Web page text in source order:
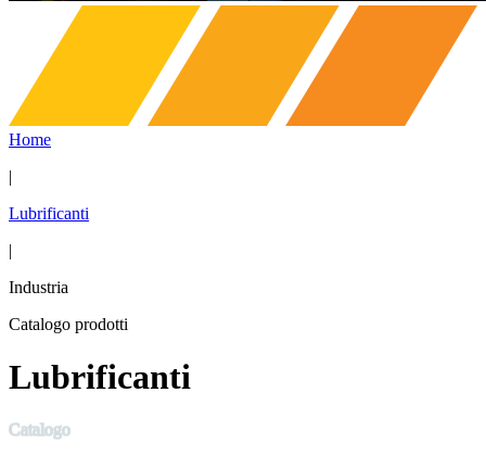
Home
|
Lubrificanti
|
Industria
Catalogo prodotti
Lubrificanti
Catalogo